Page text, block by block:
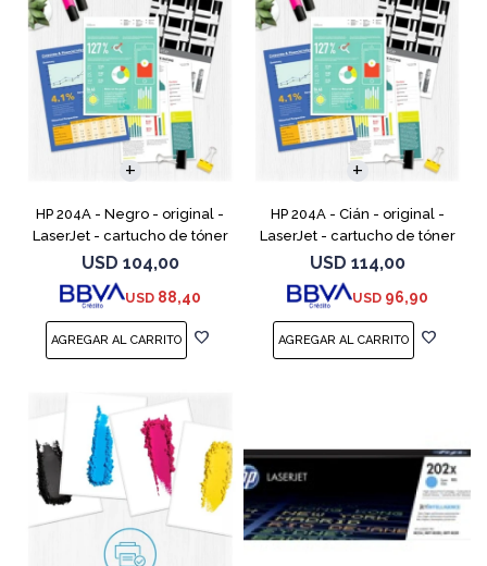
HP 204A - Negro - original -
LaserJet - cartucho de tóner
(CF510A) - para Color
LaserJet Pro M154a, M154nw,
MFP M180n, MFP M180n
USD 104,00
USD 88,40
HP 204A - Cián - original -
LaserJet - cartucho de tóner
(CF511A) - para Color LaserJet
Pro M154a, M154nw, MFP
M180n, MFP M180nw
USD 114,00
USD 96,90